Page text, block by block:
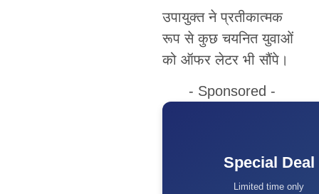
उपायुक्त ने प्रतीकात्मक
रूप से कुछ चयनित युवाओं
को ऑफर लेटर भी सौंपे।
- Sponsored -
Special Deal
Limited time only